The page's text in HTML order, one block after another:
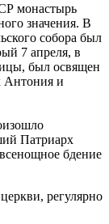
монастырь
значения. В
собора был
7 апреля, в
был освящен
Антония и
Патриарх
бдение
регулярно